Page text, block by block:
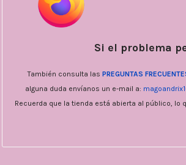
Si el problema
También consulta las PREGUNTAS
alguna duda envíanos un e-mail a:
Recuerda que la tienda está abierta al público,